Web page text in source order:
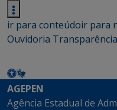
ir para conteúdoir para
Ouvidoria Transparência
AGEPEN
Agência Estadual de